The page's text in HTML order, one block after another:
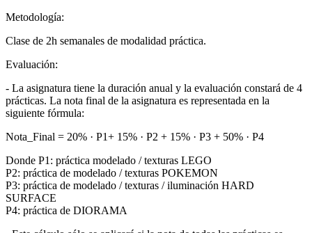
Metodología:
Clase de 2h semanales de modalidad práctica.
Evaluación:
- La asignatura tiene la duración anual y la evaluación constará de 4
prácticas. La nota final de la asignatura es representada en la
siguiente fórmula:
Nota_Final = 20% · P1+ 15% · P2 + 15% · P3 + 50% · P4
Donde P1: práctica modelado / texturas LEGO
P2: práctica de modelado / texturas POKEMON
P3: práctica de modelado / texturas / iluminación HARD
SURFACE
P4: práctica de DIORAMA